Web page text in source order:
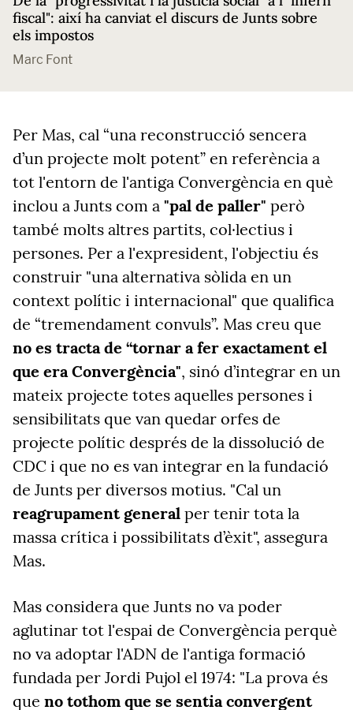
fiscal": així ha canviat el discurs de Junts sobre
els impostos
Marc Font
Per Mas, cal “una reconstrucció sencera
d’un projecte molt potent” en referència a
tot l'entorn de l'antiga Convergència en què
inclou a Junts com a "pal de paller" però
també molts altres partits, col·lectius i
persones. Per a l'expresident, l'objectiu és
construir "una alternativa sòlida en un
context polític i internacional" que qualifica
de “tremendament convuls”. Mas creu que
no es tracta de “tornar a fer exactament el
que era Convergència", sinó d’integrar en un
mateix projecte totes aquelles persones i
sensibilitats que van quedar orfes de
projecte polític després de la dissolució de
CDC i que no es van integrar en la fundació
de Junts per diversos motius. "Cal un
reagrupament general per tenir tota la
massa crítica i possibilitats d’èxit", assegura
Mas.
Mas considera que Junts no va poder
aglutinar tot l'espai de Convergència perquè
no va adoptar l'ADN de l'antiga formació
fundada per Jordi Pujol el 1974: "La prova és
que no tothom que se sentia convergent